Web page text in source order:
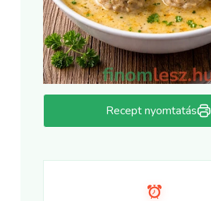
Recept nyomtatás